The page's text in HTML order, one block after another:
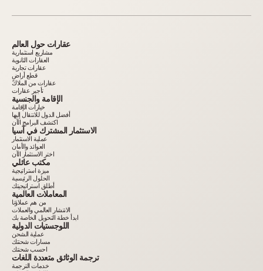
عقارات حول العالم
مشاريع استثمارية
العقارات الثانوية
عقارات تجارية
قطع أراضٍ
عقارات من الملاك
تأجير عقارات
الإقامة والجنسية
خيارات الإقامة
أفضل الدول للانتقال إليها
اكتشف البرامج الآن
الاستثمار المشترك في آسيا
عملية الاستثمار
العوائد والأمان
اختر الاستثمار الآن
مكتب عائلي
ميزة استراتيجية
الحلول الرئيسية
أطلق استراتيجيتك
المعاملات العالمية
من هم عملاؤنا
الانتشار العالمي والعملات
ابدأ خطة التحويل الخاصة بك
اللوجستيات الدولية
عملية الشحن
مسارات شحنتك
احسب شحنتك
ترجمة الوثائق متعددة اللغات
خدمات الترجمة